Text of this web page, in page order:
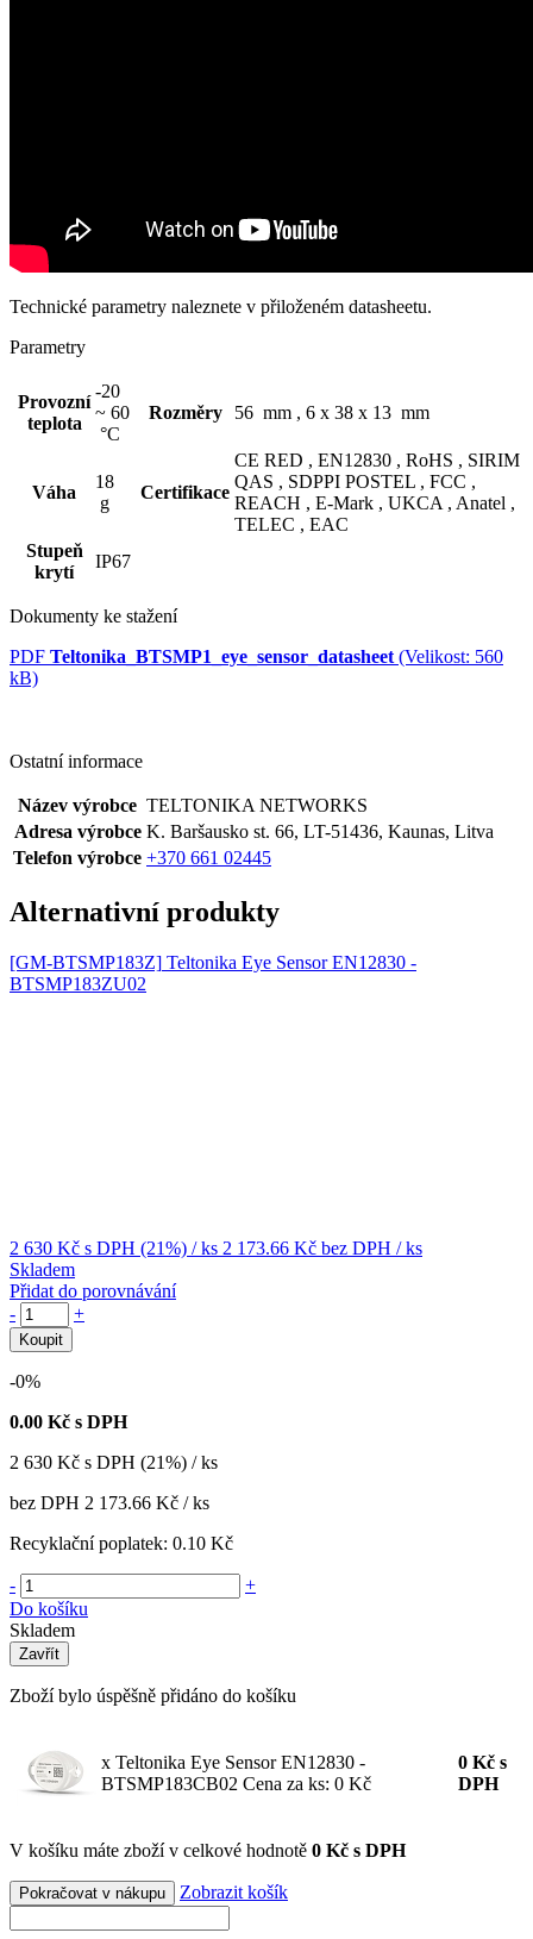
Technické parametry naleznete v přiloženém datasheetu.
Parametry
Provozní
teplota
-20
~ 60
°C
Rozměry 56 mm , 6 x 38 x 13 mm
Váha
18
g
Certifikace
CE RED , EN12830 , RoHS , SIRIM
QAS , SDPPI POSTEL , FCC ,
REACH , E-Mark , UKCA , Anatel ,
TELEC , EAC
Stupeň
krytí
IP67
Dokumenty ke stažení
PDF Teltonika_BTSMP1_eye_sensor_datasheet (Velikost: 560
kB)
Ostatní informace
Název výrobce TELTONIKA NETWORKS
Adresa výrobce K. Baršausko st. 66, LT-51436, Kaunas, Litva
Telefon výrobce +370 661 02445
Alternativní produkty
[GM-BTSMP183Z] Teltonika Eye Sensor EN12830 -
BTSMP183ZU02
2 630 Kč s DPH (21%) / ks 2 173.66 Kč bez DPH / ks
Skladem
Přidat do porovnávání
-
+
Koupit
-0%
0.00 Kč s DPH
2 630 Kč s DPH (21%) / ks
bez DPH 2 173.66 Kč / ks
Recyklační poplatek: 0.10 Kč
-
+
Do košíku
Skladem
Zavřít
Zboží bylo úspěšně přidáno do košíku
x Teltonika Eye Sensor EN12830 -
BTSMP183CB02 Cena za ks: 0 Kč
0 Kč s
DPH
V košíku máte zboží v celkové hodnotě 0 Kč s DPH
Pokračovat v nákupu Zobrazit košík